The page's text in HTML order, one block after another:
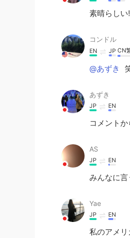
素晴らしい
コンドル
EN JP CN
@あずき
あずき
JP EN
コメント
AS
JP EN
みんなに
Yae
JP EN
私のアメリ